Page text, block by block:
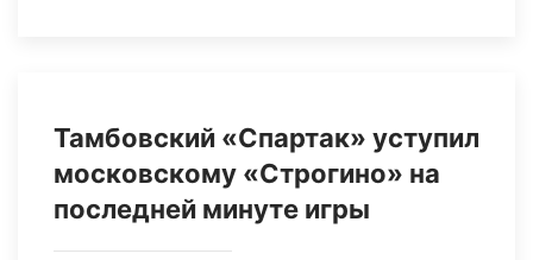
Тамбовский «Спартак» уступил
московскому «Строгино» на
последней минуте игры